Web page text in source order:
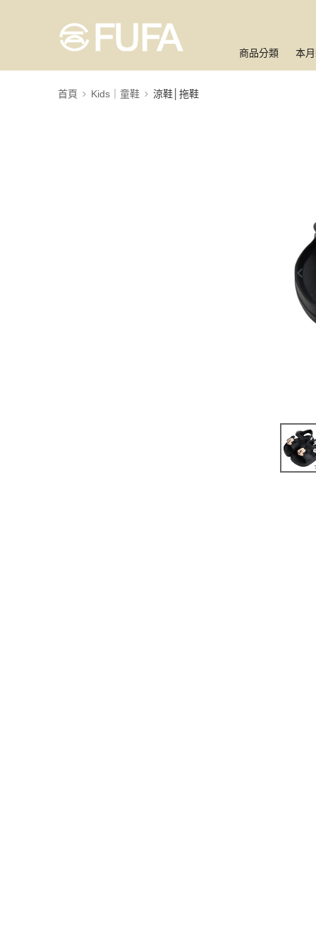
商品分類 本
首頁 Kids｜童鞋 涼鞋│拖鞋